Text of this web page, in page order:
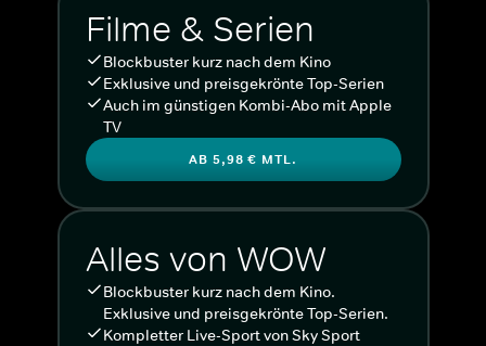
Filme & Serien
Blockbuster kurz nach dem Kino
Exklusive und preisgekrönte Top-Serien
Auch im günstigen Kombi-Abo mit Apple
TV
AB 5,98 € MTL.
Alles von WOW
Blockbuster kurz nach dem Kino.
Exklusive und preisgekrönte Top-Serien.
Kompletter Live-Sport von Sky Sport